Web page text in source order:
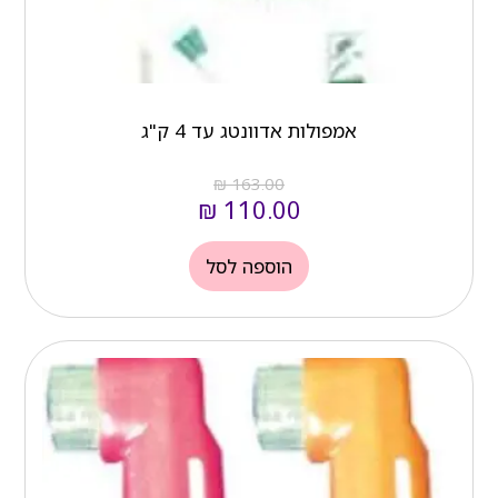
אמפולות אדוונטג עד 4 ק"ג
₪163.00
₪ 110.00
הוספה לסל